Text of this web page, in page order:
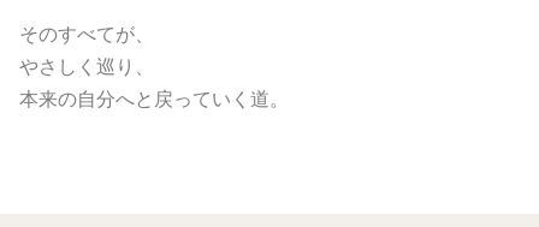
そのすべてが、
やさしく巡り、
本来の自分へと戻っていく道。